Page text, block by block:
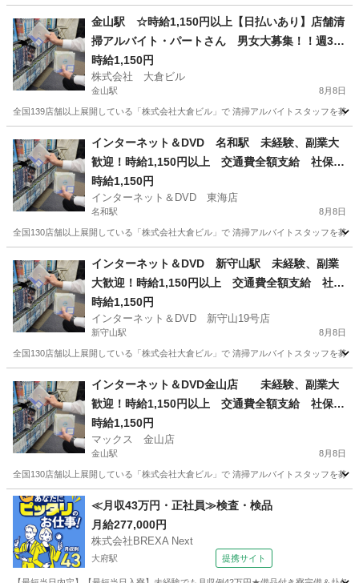
金山駅 ☆時給1,150円以上【日払いあり】店舗清
掃アルバイト・パートさん 男女大募集！！週3日
以上1日4時間以上出来る方 簡単な内容のお掃除
なので初めてでも安心！
時給1,150円
株式会社 大倉ビル
金山駅 8月8日
全国139店舗以上展開している「株式会社大倉ビル」で 清掃アルバイトスタッフを募
金山駅 清掃
インターネット＆DVD 名和駅 未経験、副業大
歓迎！時給1,150円以上 交通費全額支給 社保完
備 髪型髪色自由 日払い、週払いOK！ 店舗内
清掃アルバイト 1日4時間以上 週1日からOK
時給1,150円
インターネット＆DVD 東海店
名和駅 8月8日
全国130店舗以上展開している「株式会社大倉ビル」で 清掃アルバイトスタッフを募
名和駅 清掃 フリーダイヤル
インターネット＆DVD 新守山駅 未経験、副業
大歓迎！時給1,150円以上 交通費全額支給 社保
完備 髪型髪色自由 日払い、週払いOK！ 店舗
内清掃アルバイト 1日4時間以上 週1日からOK
時給1,150円
インターネット＆DVD 新守山19号店
新守山駅 8月8日
全国130店舗以上展開している「株式会社大倉ビル」で 清掃アルバイトスタッフを募
新守山駅 清掃 フリーダイヤル
インターネット＆DVD金山店 未経験、副業大
歓迎！時給1,150円以上 交通費全額支給 社保完
備 髪型髪色自由 日払い、OK！ 店舗内清掃ア
ルバイト 1日4時間以上 週1日からOK
時給1,150円
マックス 金山店
金山駅 8月8日
全国130店舗以上展開している「株式会社大倉ビル」で 清掃アルバイトスタッフを募
愛知 名古屋市 金山駅 清掃 フリーダイヤル
≪月収43万円・正社員≫検査・検品
月給277,000円
株式会社BREXA Next
大府駅 提携サイト